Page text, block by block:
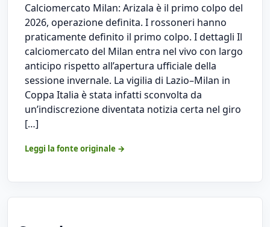
Calciomercato Milan: Arizala è il primo colpo del
2026, operazione definita. I rossoneri hanno
praticamente definito il primo colpo. I dettagli Il
calciomercato del Milan entra nel vivo con largo
anticipo rispetto all’apertura ufficiale della
sessione invernale. La vigilia di Lazio–Milan in
Coppa Italia è stata infatti sconvolta da
un’indiscrezione diventata notizia certa nel giro
[…]
Leggi la fonte originale →